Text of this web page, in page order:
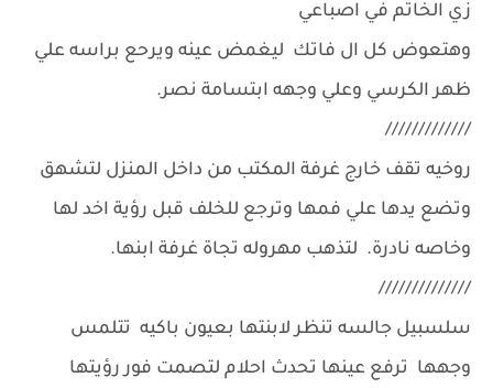
زي الخاتم في اصباعي
وهتعوض كل ال فاتك ليغمض عينه ويرحع براسه علي
ظهر الكرسي وعلي وجهه ابتسامة نصر.
/////////////
روخيه تقف خارج غرفة المكتب من داخل المنزل لتشهق
وتضع يدها علي فمها وترجع للخلف قبل رؤية اخد لها
وخاصه نادرة. لتذهب مهروله تجاة غرفة ابنها.
//////////////
سلسبيل جالسه تنظر لابنتها بعيون باكيه تتلمس
وجهها ترفع عينها تحدث احلام لتصمت فور رؤيتها